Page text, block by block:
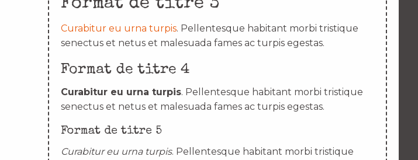
Format de titre 3
Curabitur eu urna turpis. Pellentesque habitant morbi tristique
senectus et netus et malesuada fames ac turpis egestas.
Format de titre 4
Curabitur eu urna turpis. Pellentesque habitant morbi tristique
senectus et netus et malesuada fames ac turpis egestas.
Format de titre 5
Curabitur eu urna turpis. Pellentesque habitant morbi tristique